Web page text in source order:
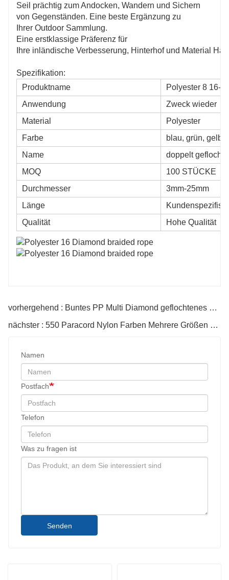
Seil prächtig zum Andocken, Wandern und Sichern
von Gegenständen. Eine beste Ergänzung zu
Ihrer Outdoor Sammlung.
Eine erstklassige Präferenz für
Ihre inländische Verbesserung, Hinterhof und Material
Spezifikation:
Produktname
Polyester 8 16-
Anwendung
Zweck wieder
Material
Polyester
Farbe
blau, grün, gelb
Name
doppelt
MOQ
100 STÜCKE
Durchmesser
3mm-25mm
Länge
Qualität
Hohe Qualität
vorhergehend : Buntes PP Multi Diamond geflochtenes Seil
nächster : 550 Paracord Nylon Farben Mehrere Größen 550 LB Zugfestigkeit
Namen
Postfach
Telefon
Was zu fragen ist
Senden